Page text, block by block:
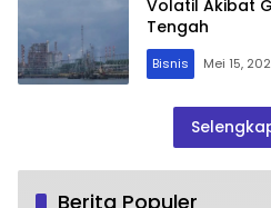
Volatil Akibat
Tengah
Bisnis Mei 15,
Berita Populer